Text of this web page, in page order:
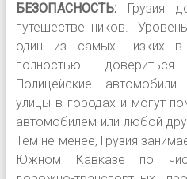
БЕЗОПАСНОСТЬ: Грузия
путешественников.
один из самых низких
полностью
Полицейские автомобили
улицы в городах и могут
автомобилем или любой
Тем не менее, Грузия
Южном Кавказе по